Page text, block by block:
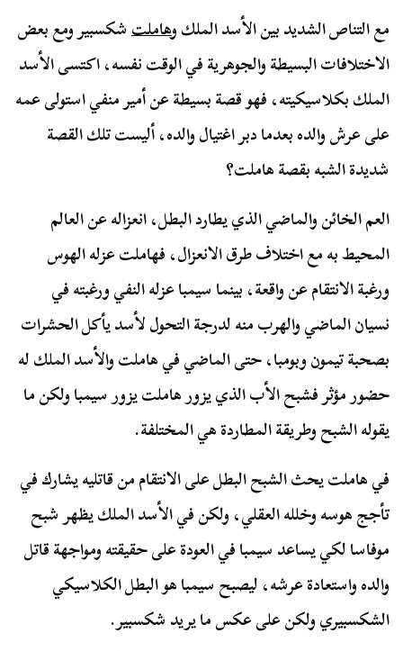
مع التناص الشديد بين الأسد الملك وهاملتشكسبير ومع بعض
الاختلافات البسيطة والجوهرية في الوقت نفسه، اكتسى الأسد
الملك بكلاسيكيته، فهو قصة بسيطة عن أمير منفي استولى عمه
على عرش والده بعدما دبر اغتيال والده، أليست تلك القصة
شديدة الشبه بقصة هاملت؟
العم الخائن والماضي الذي يطارد البطل، انعزاله عن العالم
المحيط به مع اختلاف طرق الانعزال، فهاملت عزله الهوس
ورغبة الانتقام عن واقعة، بينما سيمبا عزله النفي ورغبته في
نسيان الماضي والهرب منه لدرجة التحول لأسد يأكل الحشرات
بصحبة تيمون وبومبا، حتى الماضي في هاملت والأسد الملك له
حضور مؤثر فشبح الأب الذي يزور هاملت يزور سيمبا ولكن ما
يقوله الشبح وطريقة المطاردة هي المختلفة.
في هاملت يحث الشبح البطل على الانتقام من قاتليه يشارك في
تأجج هوسه وخلله العقلي، ولكن في الأسد الملك يظهر شبح
موفاسا لكي يساعد سيمبا في العودة على حقيقته ومواجهة قاتل
والده واستعادة عرشه، ليصبح سيمبا هو البطل الكلاسيكي
الشكسبيري ولكن على عكس ما يريد شكسبير.